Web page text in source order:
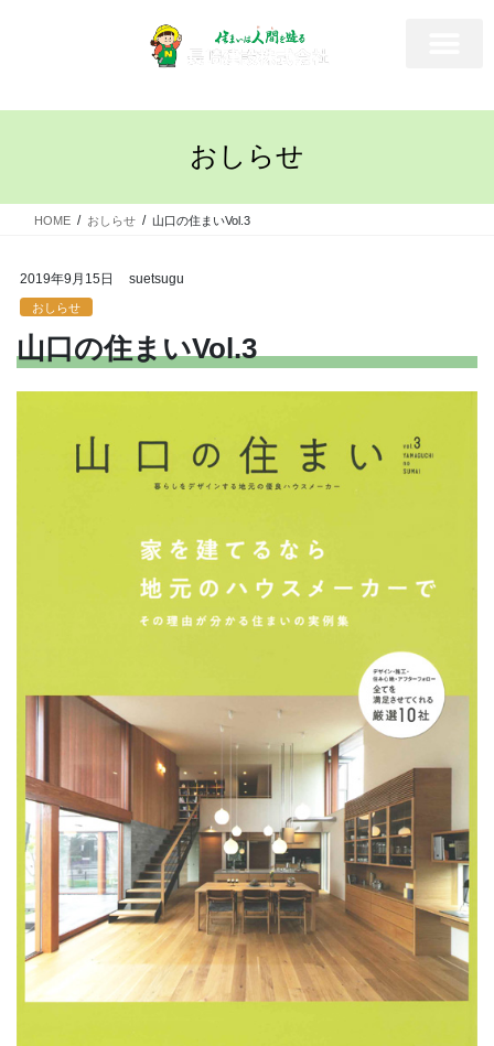
おしらせ
HOME おしらせ 山口の住まいVol.3
2019年9月15日 suetsugu
おしらせ
山口の住まいVol.3